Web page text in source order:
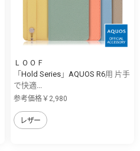
ＬＯＯＦ
「Hold Series」AQUOS R6用 片手
で快適...
参考価格￥2,980
レザー